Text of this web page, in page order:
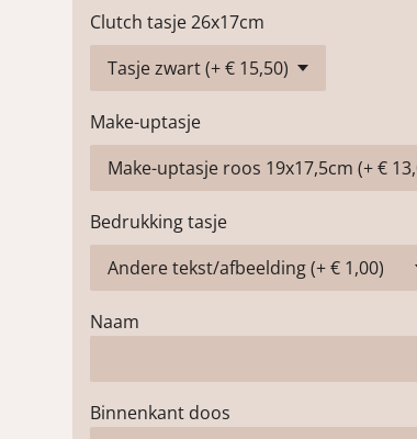
Clutch tasje 26x17cm
Make-uptasje
Bedrukking tasje
Naam
Binnenkant doos